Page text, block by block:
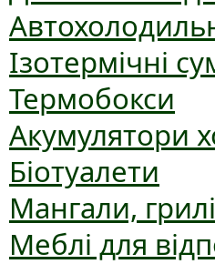
Ізотермічні
Термобокси
Акумулятори
Біотуалети
Мангали, грилі
Меблі для